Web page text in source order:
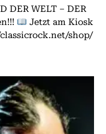
DER WELT – DER
Jetzt am Kiosk
shop/